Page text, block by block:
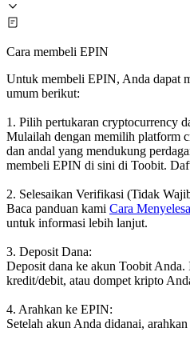
Cara membeli EPIN
Untuk membeli EPIN, Anda dapat
umum berikut:
1. Pilih pertukaran cryptocurrency
Mulailah dengan memilih platform
dan andal yang mendukung
membeli EPIN di sini di Toobit.
2. Selesaikan Verifikasi (Tidak
Baca panduan kami Cara
untuk informasi lebih lanjut.
3. Deposit Dana:
Deposit dana ke akun Toobit
kredit/debit, atau dompet kripto
4. Arahkan ke EPIN:
Setelah akun Anda didanai,